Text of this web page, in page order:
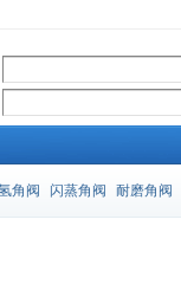
角阀 闪蒸角阀 耐磨角阀